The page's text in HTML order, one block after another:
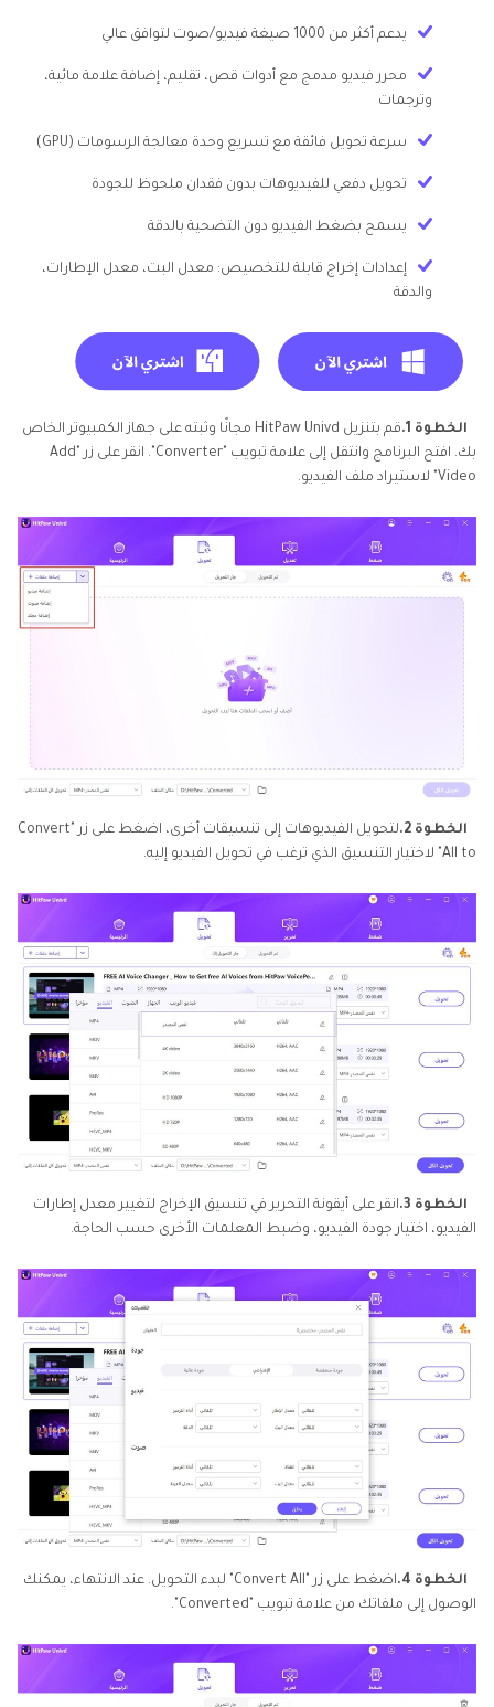
يدعم أكثر من 1000 صيغة فيديو/صوت لتوافق عالي
محرر فيديو مدمج مع أدوات قص، تقليم، إضافة علامة مائية،
وترجمات
سرعة تحويل فائقة مع تسريع وحدة معالجة الرسومات (GPU)
تحويل دفعي للفيديوهات بدون فقدان ملحوظ للجودة
يسمح بضغط الفيديو دون التضحية بالدقة
إعدادات إخراج قابلة للتخصيص: معدل البت، معدل الإطارات،
والدقة
الخطوة 1.
قم بتنزيل HitPaw Univd مجانًا وثبته على جهاز الكمبيوتر الخاص
بك. افتح البرنامج وانتقل إلى علامة تبويب "Converter". انقر على زر "Add
Video" لاستيراد ملف الفيديو.
الخطوة 2.
لتحويل الفيديوهات إلى تنسيقات أخرى، اضغط على زر "Convert
All to" لاختيار التنسيق الذي ترغب في تحويل الفيديو إليه.
الخطوة 3.
انقر على أيقونة التحرير في تنسيق الإخراج لتغيير معدل إطارات
الفيديو، اختيار جودة الفيديو، وضبط المعلمات الأخرى حسب الحاجة.
الخطوة 4.
اضغط على زر "Convert All" لبدء التحويل. عند الانتهاء، يمكنك
الوصول إلى ملفاتك من علامة تبويب "Converted".